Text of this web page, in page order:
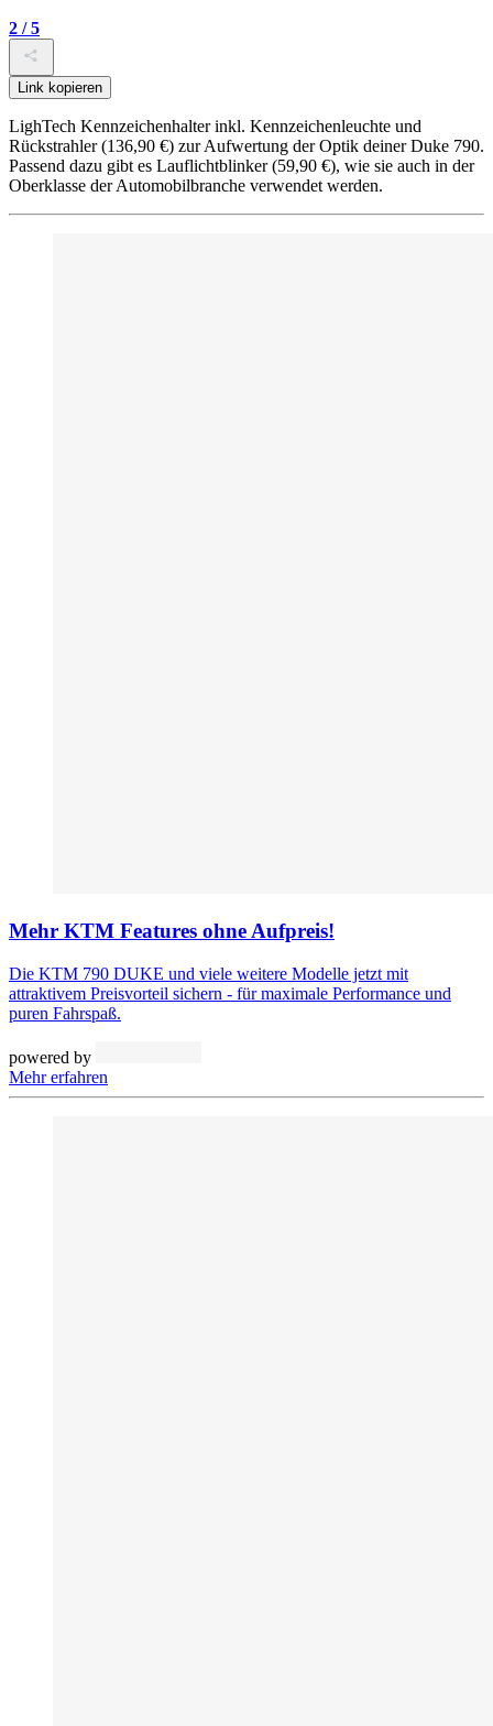
2 / 5
Link kopieren
LighTech Kennzeichenhalter inkl. Kennzeichenleuchte und
Rückstrahler (136,90 €) zur Aufwertung der Optik deiner Duke 790.
Passend dazu gibt es Lauflichtblinker (59,90 €), wie sie auch in der
Oberklasse der Automobilbranche verwendet werden.
Mehr KTM Features ohne Aufpreis!
Die KTM 790 DUKE und viele weitere Modelle jetzt mit
attraktivem Preisvorteil sichern - für maximale Performance und
puren Fahrspaß.
powered by
Mehr erfahren